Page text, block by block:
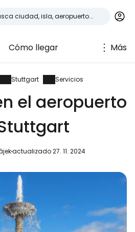
Cómo llegar Más
Stuttgart Servicios
el aeropuerto
actualizado 27. 11. 2024
en
de viajeros
con Google
con Facebook
con Email